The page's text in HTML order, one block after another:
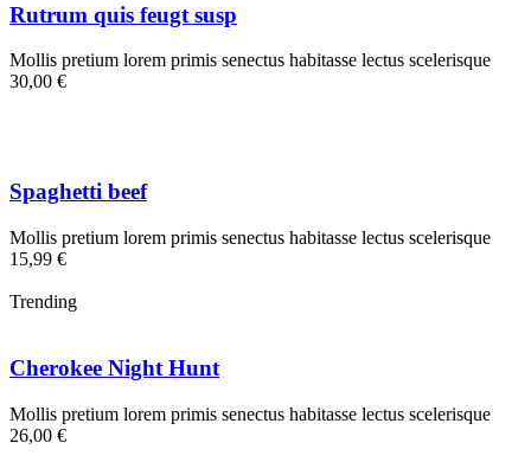
Rutrum quis feugt susp
Mollis pretium lorem primis senectus habitasse lectus scelerisque
30,00 €
Spaghetti beef
Mollis pretium lorem primis senectus habitasse lectus scelerisque
15,99 €
Trending
Cherokee Night Hunt
Mollis pretium lorem primis senectus habitasse lectus scelerisque
26,00 €